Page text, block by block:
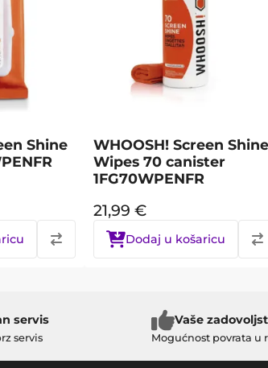
Shine
WHOOSH! Screen Shine
Wipes 70 canister
1FG70WPENFR
21,99 €
Dodaj u košaricu
servis
servis
Vaše
Mogućnost povrata u